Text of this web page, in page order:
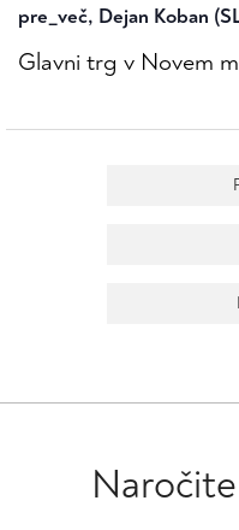
pre_več, Dejan Koban
Glavni trg v Novem